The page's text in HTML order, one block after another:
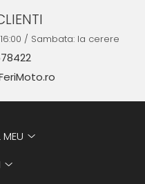
/ Sambata: la cerere